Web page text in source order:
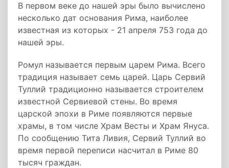
В первом веке до нашей эры было вычислено
несколько дат основания Рима, наиболее
известная из которых - 21 апреля 753 года до
нашей эры.
Ромул называется первым царем Рима. Всего
традиция называет семь царей. Царь Сервий
Туллий традиционно называется строителем
известной Сервиевой стены. Во время
царской эпохи в Риме появляются первые
храмы, в том числе Храм Весты и Храм Януса.
По сообщению Тита Ливия, Сервий Туллий во
время первой переписи насчитал в Риме 80
тысяч граждан.